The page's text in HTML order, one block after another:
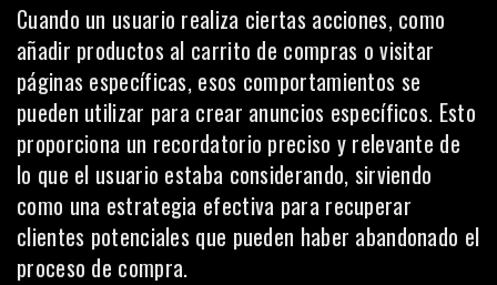
Cuando un usuario realiza ciertas acciones, como
añadir productos al carrito de compras o visitar
páginas específicas, esos comportamientos se
pueden utilizar para crear anuncios específicos. Esto
proporciona un recordatorio preciso y relevante de
lo que el usuario estaba considerando, sirviendo
como una estrategia efectiva para recuperar
clientes potenciales que pueden haber abandonado el
proceso de compra.